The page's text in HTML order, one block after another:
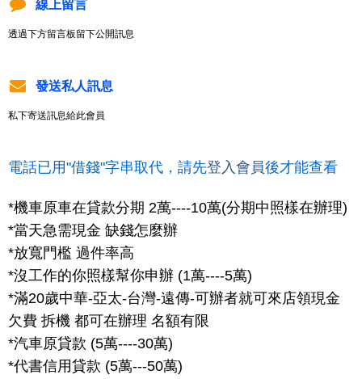
線上留言
透過下方留言板留下公開訊息
發送私人訊息
私下寄送訊息給此會員
電話已用"借錢"字串取代，請先登入會員後才能查看
*機車原車在貸款分期 2萬----10萬(分期中照樣在辦理)
*當天急需現金 缺錢怎麼辦
*放寬門檻 過件率高
*沒工作的你照樣幫你申辦 (1萬----5萬)
*滿20歲中華-亞太-台灣-遠傳-可辦者就可來店領現金
欠費 拆機 都可在辦理 名額有限
*汽車原貸款 (5萬----30萬)
*代書信用貸款 (5萬---50萬)